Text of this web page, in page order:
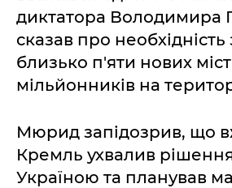
диктатора Володимира
сказав про необхідність
близько п'яти нових
мільйонників на
Мюрид запідозрив, що
Кремль ухвалив
Україною та планував